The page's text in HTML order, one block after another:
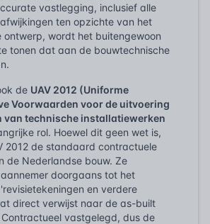
vastlegging, inclusief alle
ten opzichte van het
ontwerp, wordt het buitengewoon
tonen dat aan de bouwtechnische
de UAV 2012 (Uniforme
Voorwaarden voor de uitvoering
van technische installatiewerken
rol. Hoewel dit geen wet is,
2012 de standaard contractuele
de Nederlandse bouw. Ze
doorgaans tot het
en verdere
direct verwijst naar de as-built
vastgelegd, dus de